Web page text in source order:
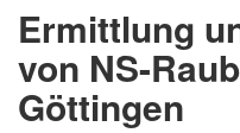
Ermittlung
von NS-
Göttingen